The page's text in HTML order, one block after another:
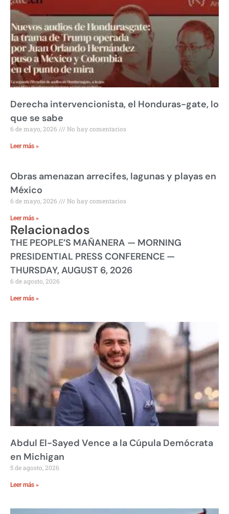
Derecha intervencionista, el Honduras-gate, lo
que se sabe
6 de mayo, 2026 No hay comentarios
Leer más »
Obras amenazan arrecifes, lagunas y playas en
México
6 de mayo, 2026 No hay comentarios
Leer más »
Relacionados
THE PEOPLE’S MAÑANERA — MORNING
PRESIDENTIAL PRESS CONFERENCE —
THURSDAY, AUGUST 6, 2026
6 de agosto, 2026
Leer más »
Abdul El-Sayed Vence a la Cúpula Demócrata
en Michigan
5 de agosto, 2026
Leer más »